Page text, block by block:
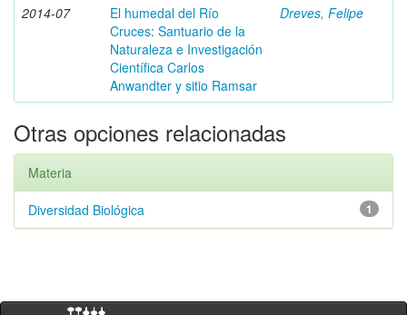
2014-07
El humedal del Río
Cruces: Santuario de la
Naturaleza e Investigación
Científica Carlos
Anwandter y sitio Ramsar
Dreves, Felipe
Otras opciones relacionadas
Materia
1
Diversidad Biológica